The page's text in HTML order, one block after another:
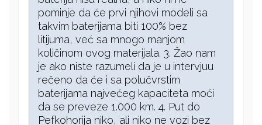
pominje da će prvi njihovi modeli sa
takvim baterijama biti 100% bez
litijuma, već sa mnogo manjom
količinom ovog materijala. 3. Žao nam
je ako niste razumeli da je u intervjuu
rečeno da će i sa polučvrstim
baterijama najvećeg kapaciteta moći
da se preveze 1.000 km. 4. Put do
Pefkohorija niko, ali niko ne vozi bez